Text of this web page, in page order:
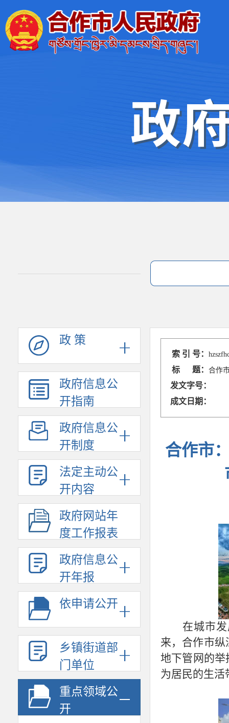
政 策
政府信息公
开指南
政府信息公
开制度
法定主动公
开内容
政府网站年
度工作报表
政府信息公
开年报
依申请公开
乡镇街道部
门单位
重点领域公
开
索 引 号：
标 题：合作
发文字号：
成文日期：
合作市
在城市
来，合作市纵
地下管网的举
为居民的生活